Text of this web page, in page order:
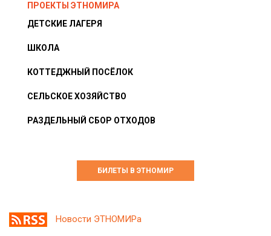
ПРОЕКТЫ ЭТНОМИРА
ДЕТСКИЕ ЛАГЕРЯ
ШКОЛА
КОТТЕДЖНЫЙ ПОСЁЛОК
СЕЛЬСКОЕ ХОЗЯЙСТВО
РАЗДЕЛЬНЫЙ СБОР ОТХОДОВ
БИЛЕТЫ В ЭТНОМИР
Новости ЭТНОМИРа